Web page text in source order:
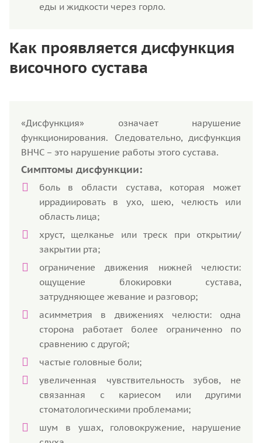
еды и жидкости через горло.
Как проявляется дисфункция
височного сустава
«Дисфункция» означает нарушение
функционирования. Следовательно, дисфункция
ВНЧС – это нарушение работы этого сустава.
Симптомы дисфункции:
боль в области сустава, которая может
иррадиировать в ухо, шею, челюсть или
область лица;
хруст, щелканье или треск при открытии/
закрытии рта;
ограничение движения нижней челюсти:
ощущение блокировки сустава,
затрудняющее жевание и разговор;
асимметрия в движениях челюсти: одна
сторона работает более ограниченно по
сравнению с другой;
частые головные боли;
увеличенная чувствительность зубов, не
связанная с кариесом или другими
стоматологическими проблемами;
шум в ушах, головокружение, нарушение